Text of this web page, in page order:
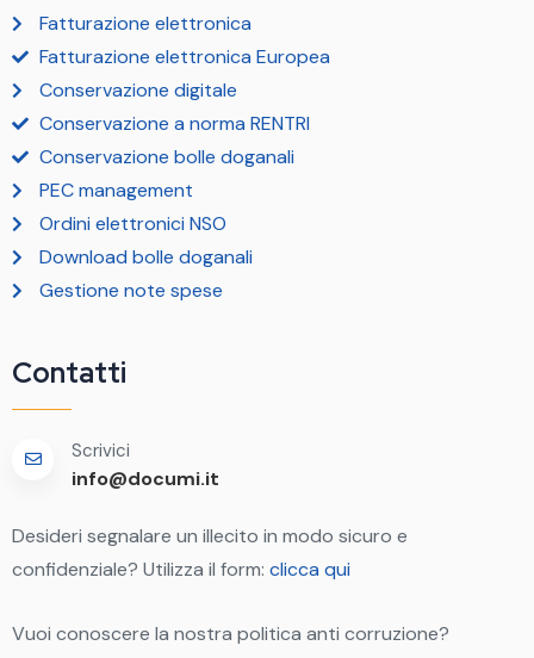
Fatturazione elettronica
Fatturazione elettronica Europea
Conservazione digitale
Conservazione a norma RENTRI
Conservazione bolle doganali
PEC management
Ordini elettronici NSO
Download bolle doganali
Gestione note spese
Contatti
Scrivici
info@documi.it
Desideri segnalare un illecito in modo sicuro e
confidenziale? Utilizza il form: clicca qui
Vuoi conoscere la nostra politica anti corruzione?